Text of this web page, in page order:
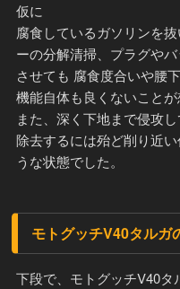
仮に
腐食しているガソリンを
ーの分解清掃、プラグや
させても 腐食度合いや腰
機能自体も良くないことが
また、深く下地まで侵攻
除去するには殆ど削り近
うな状態でした。
モトグッチV40タルガ
下段で、モトグッチV40